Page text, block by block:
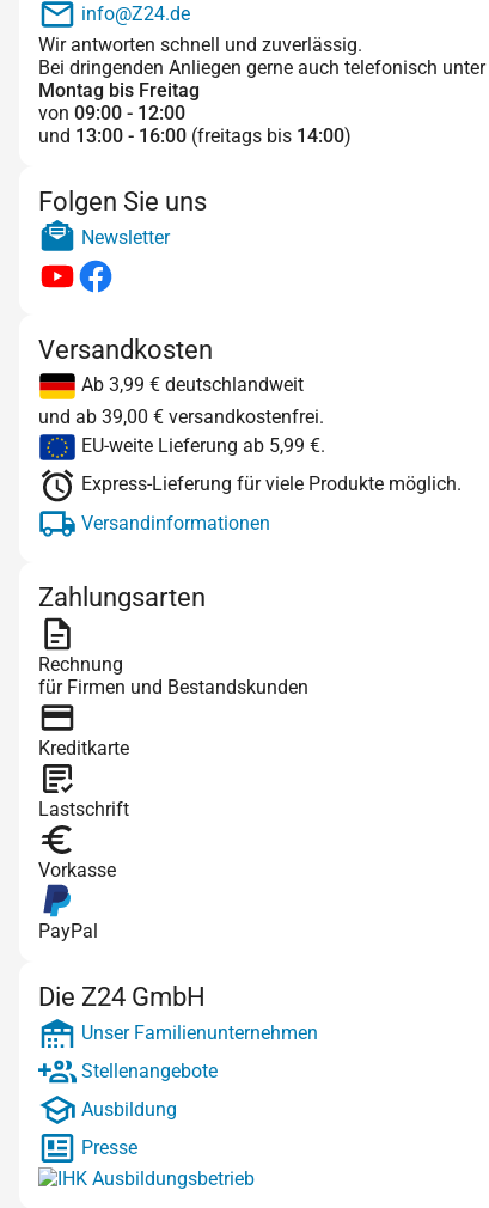
info@Z24.de
Wir antworten schnell und zuverlässig.
Bei dringenden Anliegen gerne auch telefonisch unter
Montag bis Freitag
von 09:00 - 12:00
und 13:00 - 16:00 (freitags bis 14:00)
Folgen Sie uns
Newsletter
Versandkosten
Ab 3,99 € deutschlandweit
und ab 39,00 € versandkostenfrei.
EU-weite Lieferung ab 5,99 €.
Express-Lieferung für viele Produkte möglich.
Versandinformationen
Zahlungsarten
Rechnung
für Firmen und Bestandskunden
Kreditkarte
Lastschrift
Vorkasse
PayPal
Die Z24 GmbH
Unser Familienunternehmen
Stellenangebote
Ausbildung
Presse